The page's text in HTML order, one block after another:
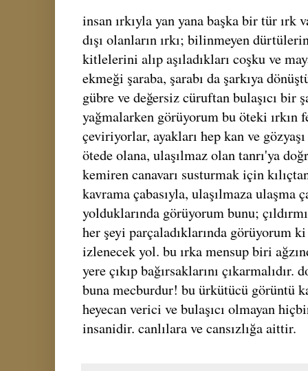
insan ırkıyla yan yana başka bir tür ırk
dışı olanların ırkı; bilinmeyen
kitlelerini alıp aşıladıkları coşku ve
ekmeği şaraba, şarabı da şarkıya
gübre ve değersiz cüruftan bulaşıcı bir
yağmalarken görüyorum bu öteki ırkın
çeviriyorlar, ayakları hep kan ve
ötede olana, ulaşılmaz olan tanrı'ya
kemiren canavarı susturmak için
kavrama çabasıyla, ulaşılmaza ulaşma
yolduklarında görüyorum bunu;
her şeyi parçaladıklarında görüyorum
izlenecek yol. bu ırka mensup biri
yere çıkıp bağırsaklarını
buna mecburdur! bu ürkütücü görüntü
heyecan verici ve bulaşıcı olmayan
insanidir. canlılara ve cansızlığa aittir.